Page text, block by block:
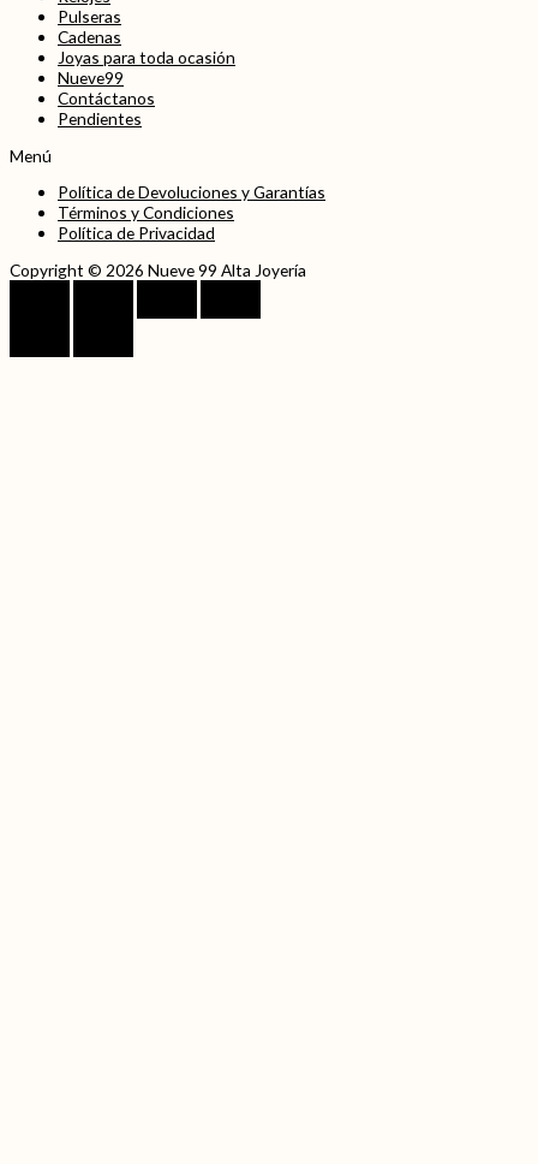
Pulseras
Cadenas
Joyas para toda ocasión
Nueve99
Contáctanos
Pendientes
Menú
Política de Devoluciones y Garantías
Términos y Condiciones
Política de Privacidad
Copyright © 2026 Nueve 99 Alta Joyería